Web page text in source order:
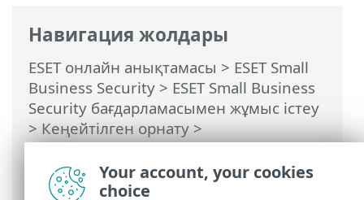
Навигация жолдары
ESET онлайн анықтамасы > ESET Small
Business Security > ESET Small Business
Security бағдарламасымен жұмыс істеу
> Кеңейтілген орнату>
Хабарландырулар>Жұмыс үстелінің
хабарландырулары> Жұмыс үстелі
хабарландыруларының тізімі
Your account, your cookies
choice